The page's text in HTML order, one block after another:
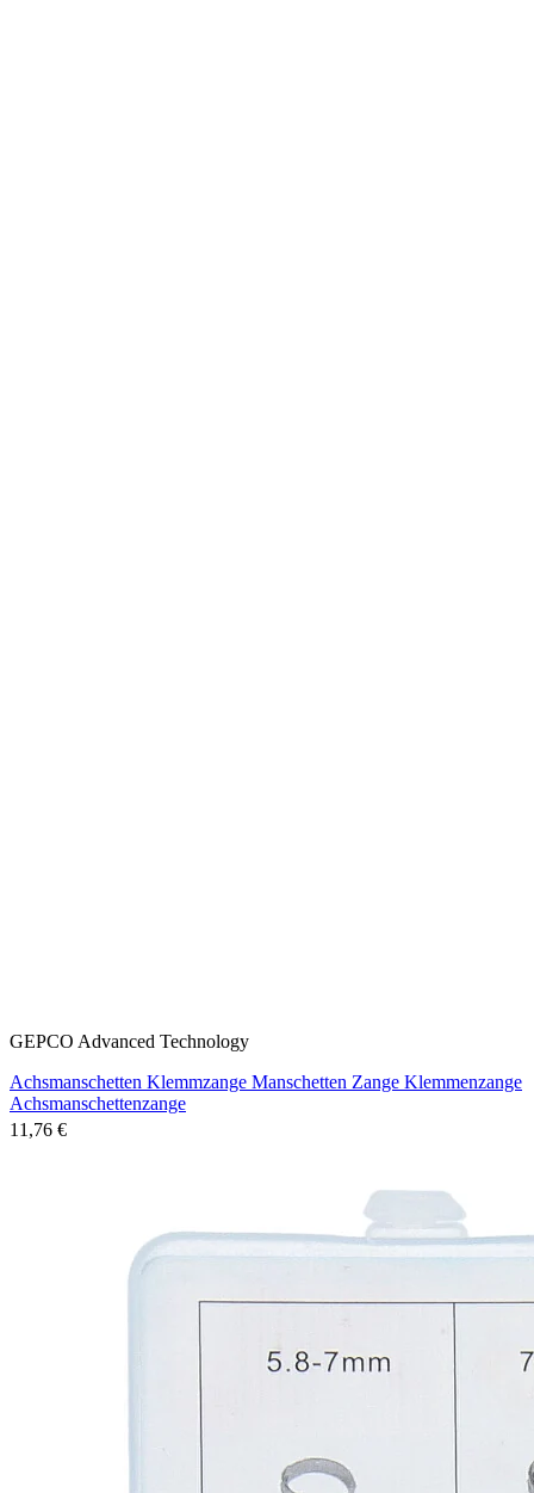
GEPCO Advanced Technology
Achsmanschetten Klemmzange Manschetten Zange Klemmenzange
Achsmanschettenzange
11,76 €